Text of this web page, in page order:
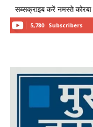
सब्सक्राइब करें नमस्ते
5,780 Subscribers